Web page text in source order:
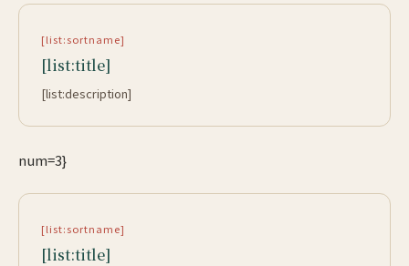
[list:sortname]
[list:title]
[list:description]
num=3}
[list:sortname]
[list:title]